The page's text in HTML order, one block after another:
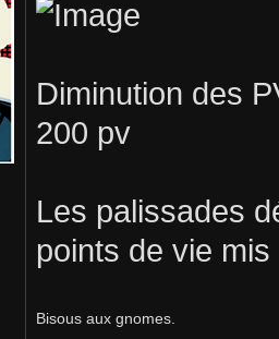
Diminution des
200 pv
Les palissades
points de vie
Bisous aux gnomes.